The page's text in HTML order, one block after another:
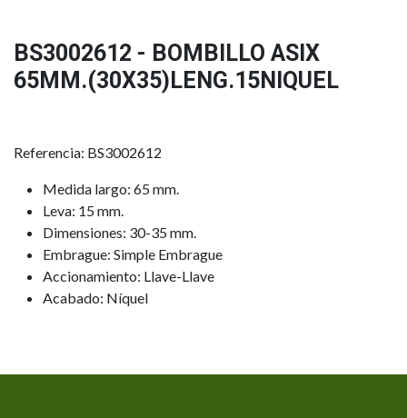
BS3002612 - BOMBILLO ASIX
65MM.(30X35)LENG.15NIQUEL
Referencia: BS3002612
Medida largo: 65 mm.
Leva: 15 mm.
Dimensiones: 30-35 mm.
Embrague: Simple Embrague
Accionamiento: Llave-Llave
Acabado: Níquel